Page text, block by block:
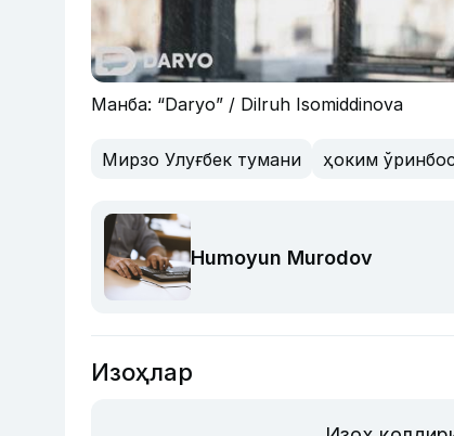
Манба: “Daryo” / Dilruh Isomiddinova
Мирзо Улуғбек тумани ҳоким
Humoyun Murodov
Изоҳлар